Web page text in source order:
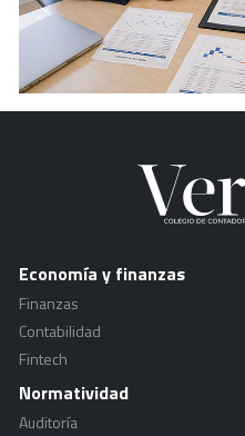
Economía y finanzas
Finanzas
Contabilidad
Fintech
Normatividad
Auditoría